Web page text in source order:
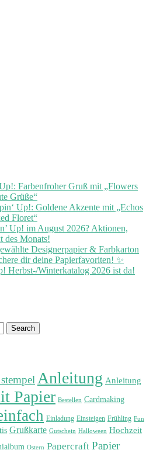
Farbenfroher Gruß mit „Flowers
Grüße“
Up!: Goldene Akzente mit „Echos
Floret“
Up! im August 2026? Aktionen,
des Monats!
Designerpapier & Farbkarton
dir deine Papierfavoriten! ✨
Herbst-/Winterkatalog 2026 ist da!
Anleitung Anleitung
Papier Bestellen Cardmaking
Einladung Einsteigen Frühling Fun
Grußkarte Gutschein Halloween Hochzeit
Ostern Papercraft Papier